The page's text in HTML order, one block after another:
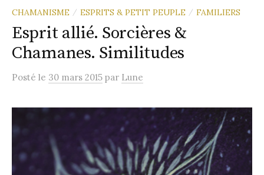
CHAMANISME / ESPRITS & PETIT PEUPLE / FAMILIERS
Esprit allié. Sorcières &
Chamanes. Similitudes
Posté le 30 mars 2015 par Lune